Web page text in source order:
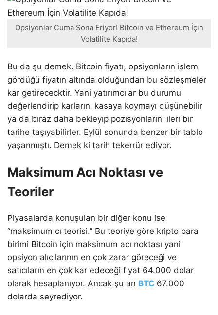
Opsiyonlar Cuma Sona Eriyor! Bitcoin ve Ethereum İçin
Volatilite Kapıda!
Bu da şu demek. Bitcoin fiyatı, opsiyonların işlem
gördüğü fiyatın altında olduğundan bu sözleşmeler
kar getirececktir. Yani yatırımcılar bu durumu
değerlendirip karlarını kasaya koymayı düşünebilir
ya da biraz daha bekleyip pozisyonlarını ileri bir
tarihe taşıyabilirler. Eylül sonunda benzer bir tablo
yaşanmıştı. Demek ki tarih tekerrür ediyor.
Maksimum Acı Noktası ve
Teoriler
Piyasalarda konuşulan bir diğer konu ise
“maksimum cı teorisi.” Bu teoriye göre kripto para
birimi Bitcoin için maksimum acı noktası yani
opsiyon alıcılarının en çok zarar göreceği ve
satıcıların en çok kar edeceği fiyat 64.000 dolar
olarak hesaplanıyor. Ancak şu an BTC 67.000
dolarda seyrediyor.